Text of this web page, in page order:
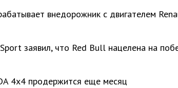
внедорожник с двигателем
заявил, что Red Bull нацелена на
4x4 продержится еще месяц